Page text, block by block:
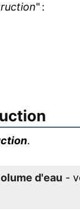
" :
.
d'eau -